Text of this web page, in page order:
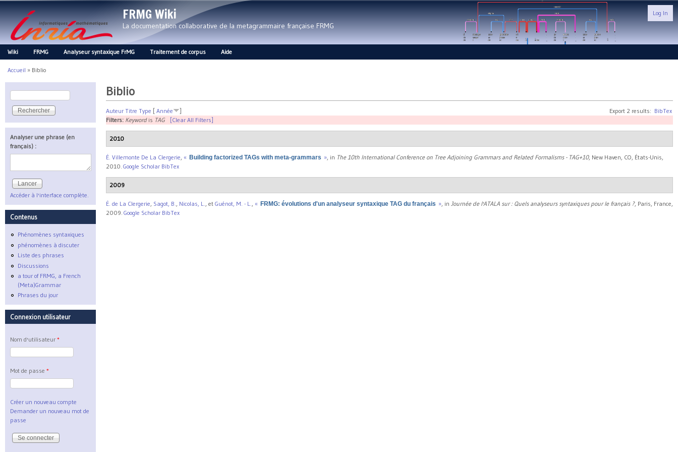
FRMG Wiki
La documentation collaborative de la metagrammaire française FRMG
Log In
Main menu
Wiki FRMG Analyseur syntaxique FrMG Traitement de corpus Aide
Vous êtes ici
Accueil » Biblio
Biblio
Export 2 results: BibTex
Auteur Titre Type [ Année
]
Filters: Keywordis TAG [Clear All Filters]
2010
É. Villemonte De La Clergerie, « Building factorized TAGs with meta-grammars », in The 10th International Conference on Tree Adjoining Grammars and Related Formalisms - TAG+10, New Haven, CO, États-Unis,
2010. Google Scholar BibTex
2009
É. de La Clergerie, Sagot, B., Nicolas, L., et Guénot, M. - L., « FRMG: évolutions d'un analyseur syntaxique TAG du français », in Journée de l'ATALA sur : Quels analyseurs syntaxiques pour le français ?, Paris, France,
2009. Google Scholar BibTex
Formulaire de recherche
Rechercher
Analyser une phrase (en
français) :
Accéder à l'interface complète.
Contenus
Phénomènes syntaxiques
phénomènes à discuter
Liste des phrases
Discussions
a tour of FRMG, a French
(Meta)Grammar
Phrases du jour
Connexion utilisateur
Nom d'utilisateur *
Mot de passe *
Créer un nouveau compte
Demander un nouveau mot de
passe